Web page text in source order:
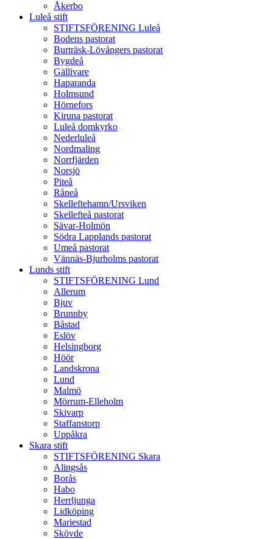
Åkerbo
Luleå stift
STIFTSFÖRENING Luleå
Bodens pastorat
Burträsk-Lövångers pastorat
Bygdeå
Gällivare
Haparanda
Holmsund
Hörnefors
Kiruna pastorat
Luleå domkyrko
Nederluleå
Nordmaling
Norrfjärden
Norsjö
Piteå
Råneå
Skelleftehamn/Ursviken
Skellefteå pastorat
Sävar-Holmön
Södra Lapplands pastorat
Umeå pastorat
Vännäs-Bjurholms pastorat
Lunds stift
STIFTSFÖRENING Lund
Allerum
Bjuv
Brunnby
Båstad
Eslöv
Helsingborg
Höör
Landskrona
Lund
Malmö
Mörrum-Elleholm
Skivarp
Staffanstorp
Uppåkra
Skara stift
STIFTSFÖRENING Skara
Alingsås
Borås
Habo
Herrljunga
Lidköping
Mariestad
Skövde